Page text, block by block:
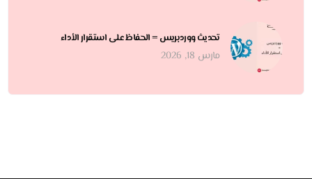
تحديث ووردبريس = الحفاظ على استقرار الأداء
مارس 18, 2026